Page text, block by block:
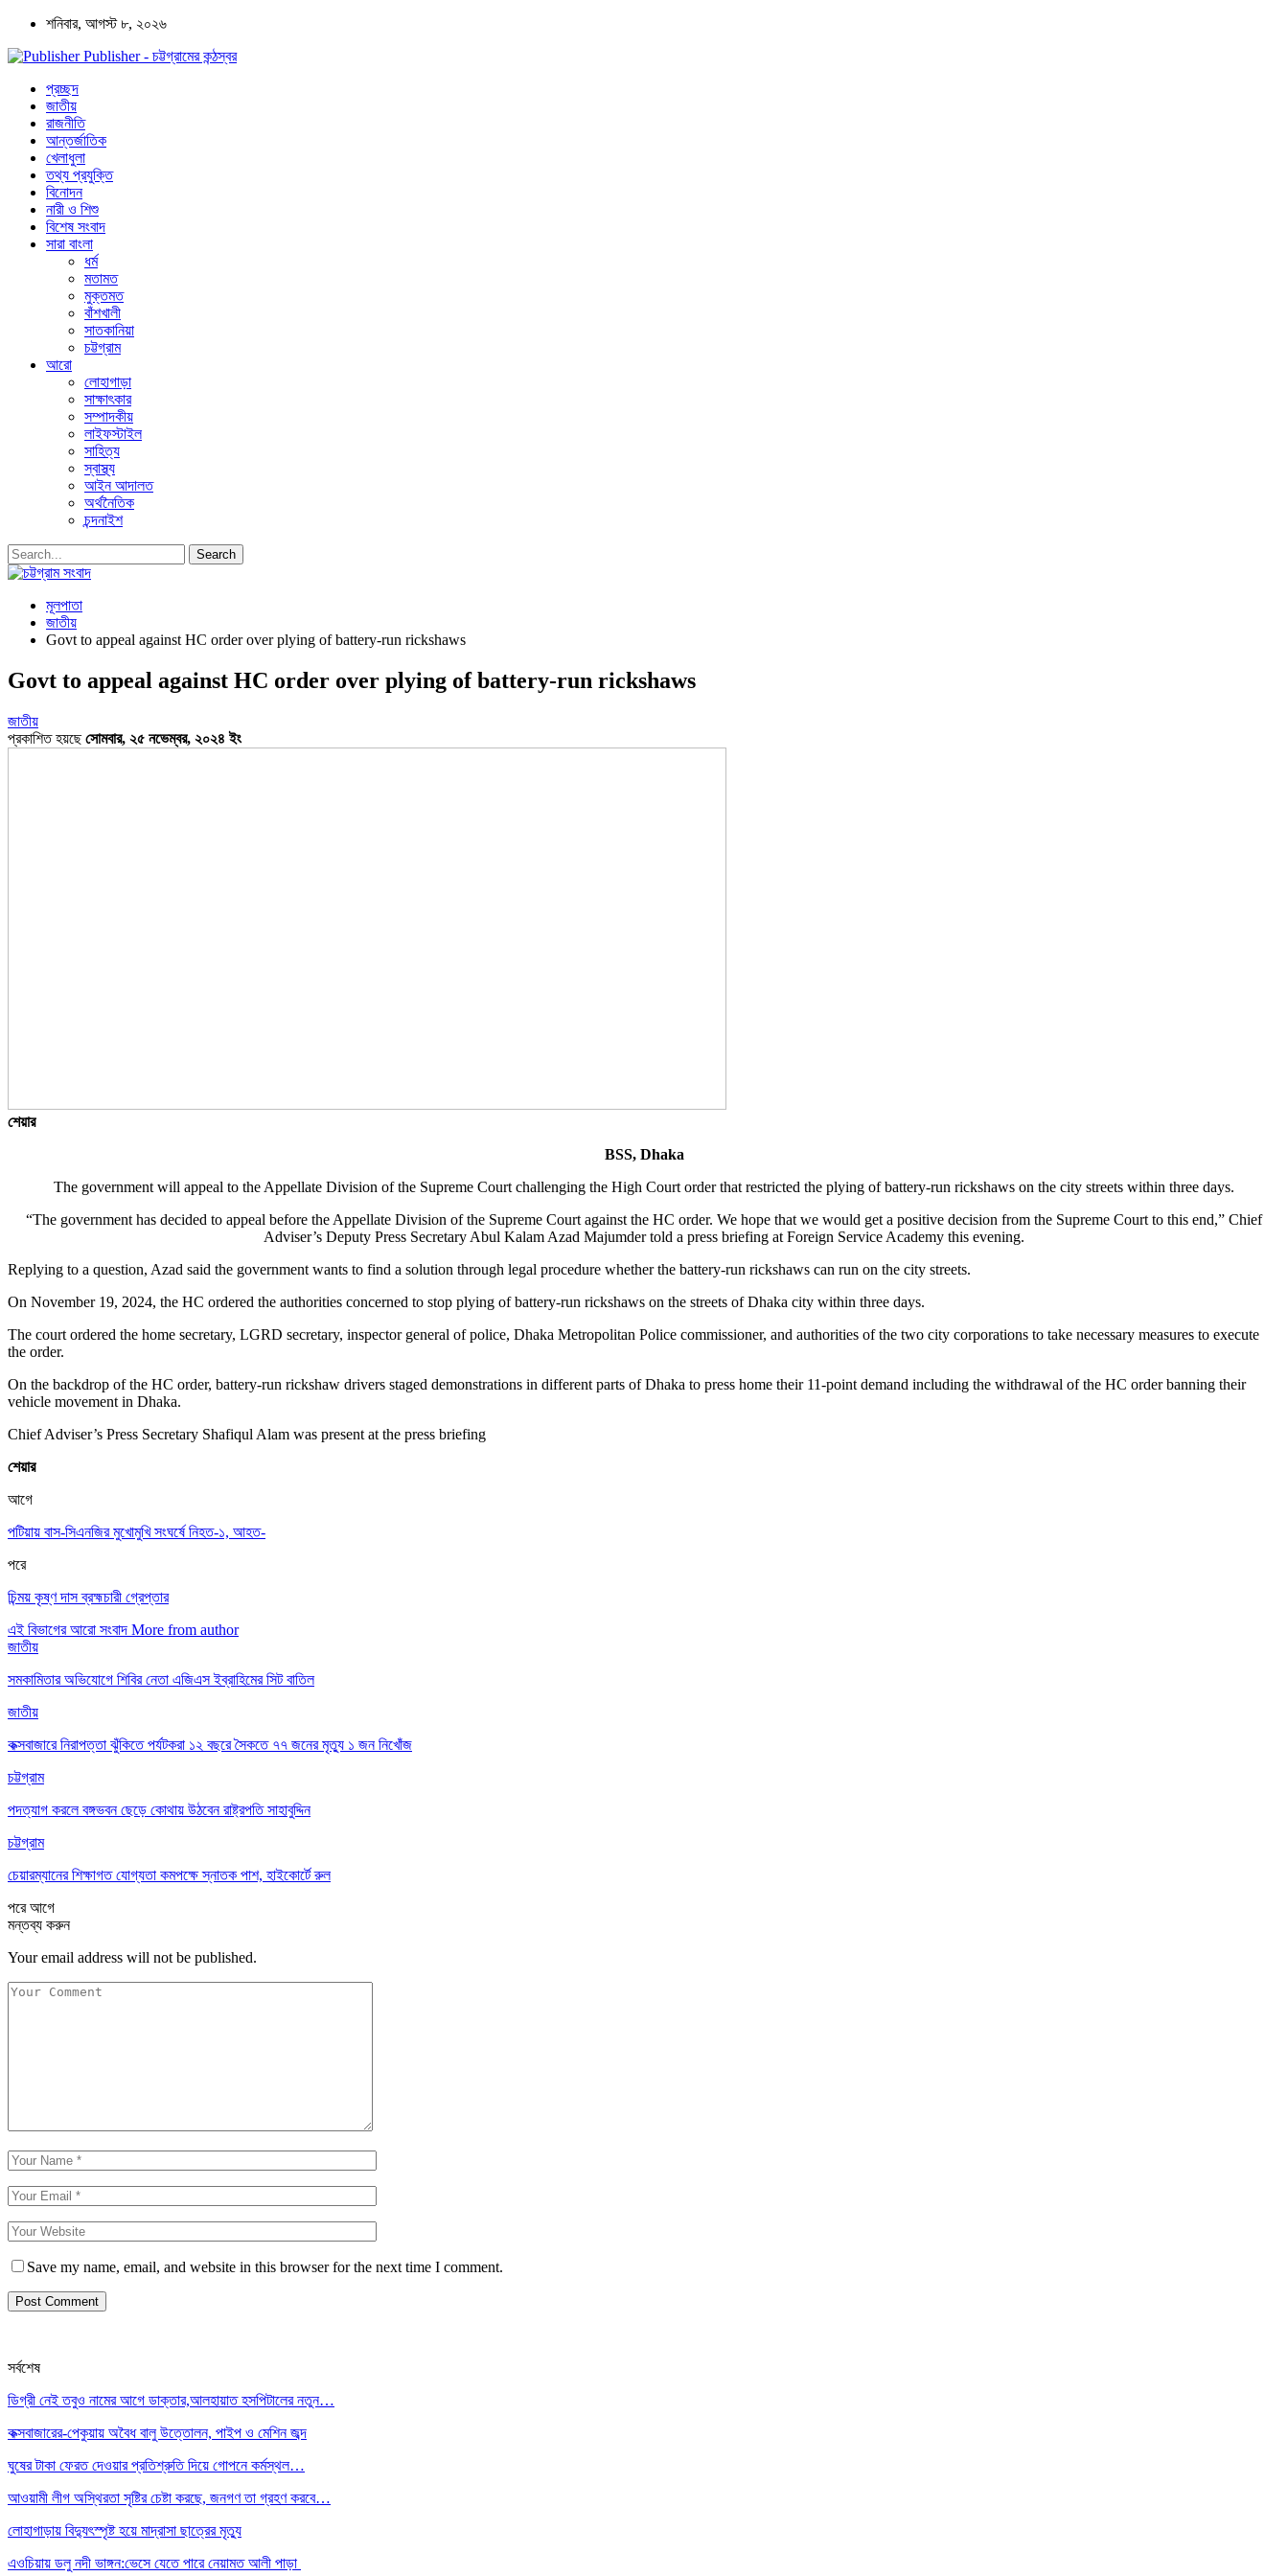
শনিবার, আগস্ট ৮, ২০২৬
Publisher - চট্টগ্রামের কন্ঠস্বর
প্রচ্ছদ
জাতীয়
রাজনীতি
আন্তর্জাতিক
খেলাধুলা
তথ্য প্রযুক্তি
বিনোদন
নারী ও শিশু
বিশেষ সংবাদ
সারা বাংলা
ধর্ম
মতামত
মুক্তমত
বাঁশখালী
সাতকানিয়া
চট্টগ্রাম
আরো
লোহাগাড়া
সাক্ষাৎকার
সম্পাদকীয়
লাইফস্টাইল
সাহিত্য
স্বাস্থ্য
আইন আদালত
অর্থনৈতিক
চন্দনাইশ
মূলপাতা
জাতীয়
Govt to appeal against HC order over plying of battery-run rickshaws
Govt to appeal against HC order over plying of battery-run rickshaws
জাতীয়
প্রকাশিত হয়ছেসোমবার, ২৫ নভেম্বর, ২০২৪ ইং
শেয়ার
BSS, Dhaka
The government will appeal to the Appellate Division of the Supreme Court challenging the High Court order that restricted the plying of battery-run rickshaws on the city streets within three days.
“The government has decided to appeal before the Appellate Division of the Supreme Court against the HC order. We hope that we would get a positive decision from the Supreme Court to this end,” Chief
Adviser’s Deputy Press Secretary Abul Kalam Azad Majumder told a press briefing at Foreign Service Academy this evening.
Replying to a question, Azad said the government wants to find a solution through legal procedure whether the battery-run rickshaws can run on the city streets.
On November 19, 2024, the HC ordered the authorities concerned to stop plying of battery-run rickshaws on the streets of Dhaka city within three days.
The court ordered the home secretary, LGRD secretary, inspector general of police, Dhaka Metropolitan Police commissioner, and authorities of the two city corporations to take necessary measures to execute
the order.
On the backdrop of the HC order, battery-run rickshaw drivers staged demonstrations in different parts of Dhaka to press home their 11-point demand including the withdrawal of the HC order banning their
vehicle movement in Dhaka.
Chief Adviser’s Press Secretary Shafiqul Alam was present at the press briefing
শেয়ার
আগে
পটিয়ায় বাস-সিএনজির মুখোমুখি সংঘর্ষে নিহত-১, আহত-
পরে
চিন্ময় কৃষ্ণ দাস ব্রহ্মচারী গ্রেপ্তার
এই বিভাগের আরো সংবাদ More from author
জাতীয়
সমকামিতার অভিযোগে শিবির নেতা এজিএস ইব্রাহিমের সিট বাতিল
জাতীয়
কক্সবাজারে নিরাপত্তা ঝুঁকিতে পর্যটকরা ১২ বছরে সৈকতে ৭৭ জনের মৃত্যু ১ জন নিখোঁজ
চট্টগ্রাম
পদত্যাগ করলে বঙ্গভবন ছেড়ে কোথায় উঠবেন রাষ্ট্রপতি সাহাবুদ্দিন
চট্টগ্রাম
চেয়ারম্যানের শিক্ষাগত যোগ্যতা কমপক্ষে স্নাতক পাশ, হাইকোর্টে রুল
পরেআগে
মন্তব্য করুন
Your email address will not be published.
Save my name, email, and website in this browser for the next time I comment.
সর্বশেষ
ডিগ্রী নেই তবুও নামের আগে ডাক্তার,আলহায়াত হসপিটালের নতুন…
কক্সবাজারের-পেকুয়ায় অবৈধ বালু উত্তোলন, পাইপ ও মেশিন জব্দ
ঘুষের টাকা ফেরত দেওয়ার প্রতিশ্রুতি দিয়ে গোপনে কর্মস্থল…
আওয়ামী লীগ অস্থিরতা সৃষ্টির চেষ্টা করছে, জনগণ তা গ্রহণ করবে…
লোহাগাড়ায় বিদ্যুৎস্পৃষ্ট হয়ে মাদ্রাসা ছাত্রের মৃত্যু
এওচিয়ায় ডলু নদী ভাঙ্গন:ভেসে যেতে পারে নেয়ামত আলী পাড়া